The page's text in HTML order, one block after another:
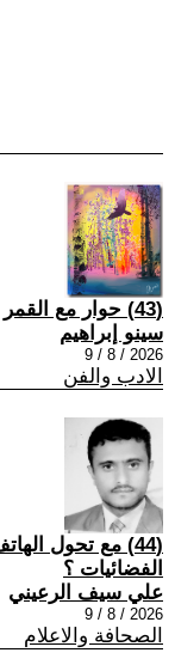
(43) حوار مع القمر
سينو إبراهيم
2026 / 8 / 9
الادب والفن
(44) مع تحول
الفضائيات ؟
علي سيف الرعيني
2026 / 8 / 9
الصحافة والاعلام